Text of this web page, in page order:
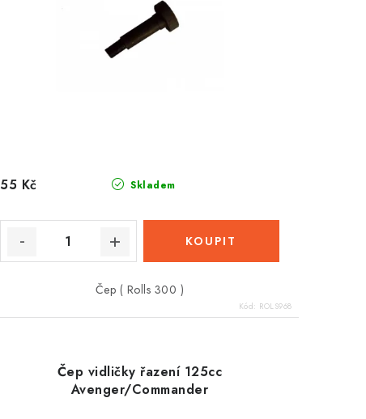
Skladem
55 Kč
Čep ( Rolls 300 )
Kód: ROLS968
Čep vidličky řazení 125cc
Avenger/Commander